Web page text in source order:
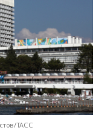
ТАСС